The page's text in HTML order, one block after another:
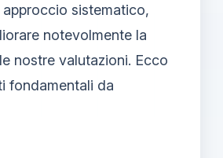
sistematico,
notevolmente la
nostre valutazioni. Ecco
fondamentali da